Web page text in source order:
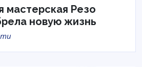
мастерская Резо
новую жизнь